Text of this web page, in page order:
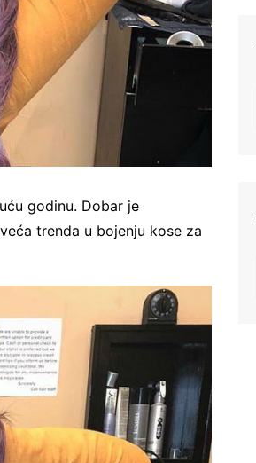
godinu. Dobar je
trenda u bojenju kose za